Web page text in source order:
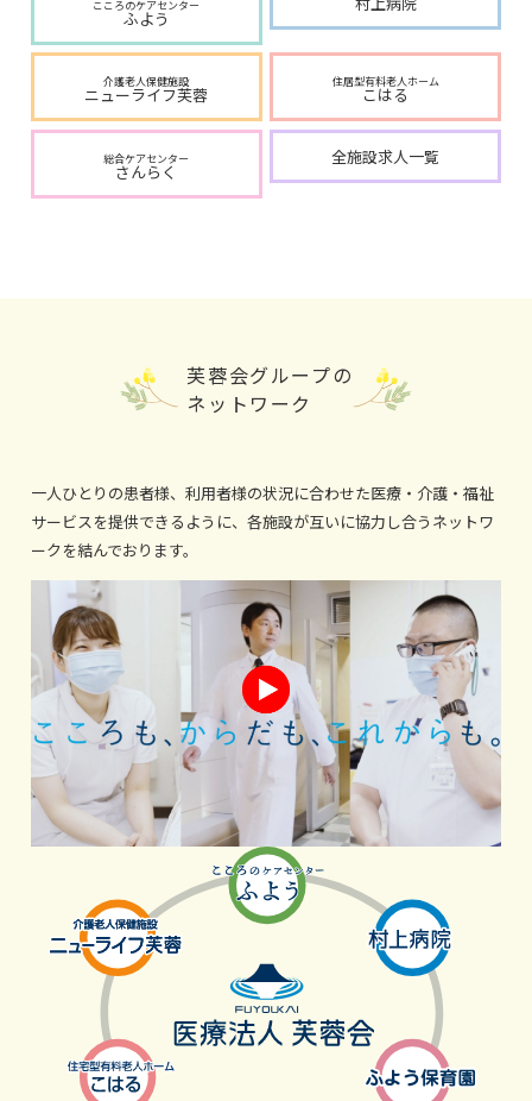
こころのケアセンター
ふよう
介護老人保健施設
ニューライフ芙蓉
住居型有料老人ホーム
こはる
総合ケアセンター
さんらく
全施設求人一覧
芙蓉会グループの
ネットワーク
一人ひとりの患者様、利用者様の状況に合わせた医療・介護・福祉
サービスを提供できるように、各施設が互いに協力し合うネットワ
ークを結んでおります。